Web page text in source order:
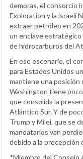
demoras, el consorcio
Exploration y la israelí
extraer petróleo en
un enclave
de hidrocarburos del
En ese escenario, el
para Estados Unidos
mantiene una posición
Washington tiene
que consolida la
Atlántico Sur. Y de
Trump y Milei, que se
mandatarios van
debido a la precepción
*Miembro del Consejo